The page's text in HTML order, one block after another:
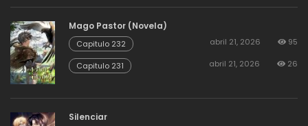
Mago Pastor (Novela)
Capitulo 232 abril 21, 2026 95
Capitulo 231 abril 21, 2026 26
Silenciar